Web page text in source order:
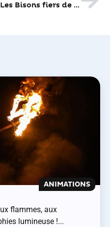
Les Bisons fiers de présenter leurs Griffon
ANIMATIONS
flammes, aux
lumineuse !...